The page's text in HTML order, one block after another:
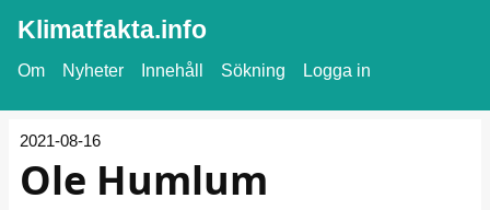
Klimatfakta.info
Om Nyheter Innehåll Sökning Logga in
2021-08-16
Ole Humlum